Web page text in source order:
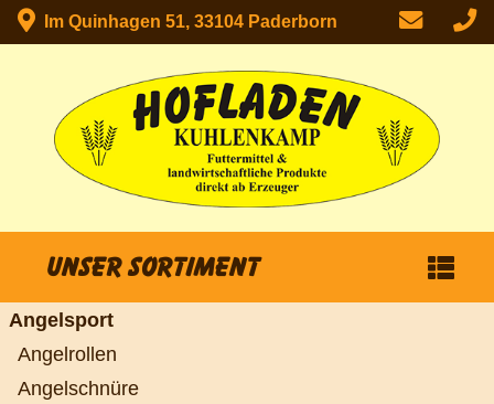
Im Quinhagen 51, 33104 Paderborn
Unser Sortiment
Angelsport
Angelrollen
Angelschnüre